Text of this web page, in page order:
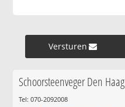
Versturen »
Schoorsteenveger Den Haag
Tel: 070-2092008